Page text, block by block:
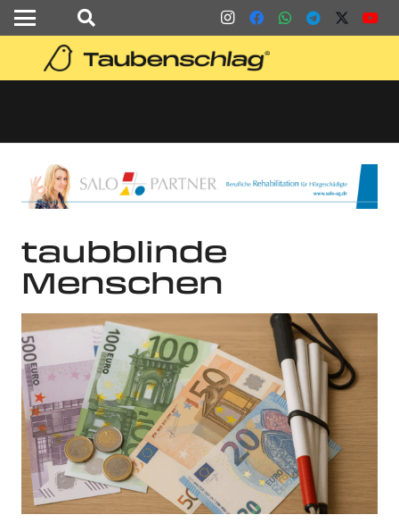
taubblinde
Menschen